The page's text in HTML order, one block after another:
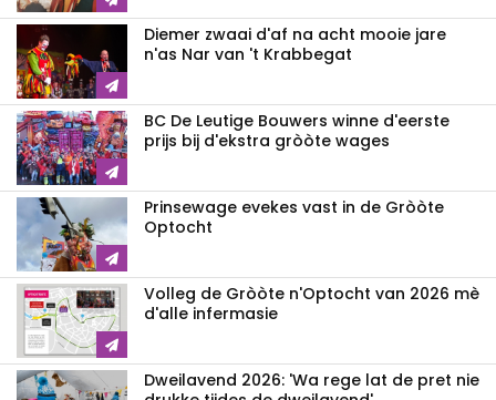
Diemer zwaai d'af na acht mooie jare
n'as Nar van 't Krabbegat
BC De Leutige Bouwers winne d'eerste
prijs bij d'ekstra gròòte wages
Prinsewage evekes vast in de Gròòte
Optocht
Volleg de Gròòte n'Optocht van 2026 mè
d'alle infermasie
Dweilavend 2026: 'Wa rege lat de pret nie